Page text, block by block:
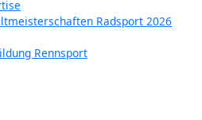
Radsport 2026
Rennsport